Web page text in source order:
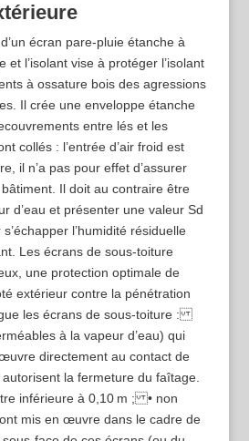
écran pare-­pluie étanche à
et l’isolant vise à protéger l’isolant
à ossature bois des agressions
Il crée une enveloppe étanche
entre lés et les
collés : l’entrée d’air froid est
il n’a pas pour effet d’assurer
bâtiment. Il doit au contraire être
d’eau et présenter une valeur Sd
l’humidité résiduelle
Les écrans de sous-­toiture
une protection optimale de
extérieur contre la pénétration
les écrans de sous-­toiture :
à la vapeur d’eau) qui
directement au contact de
autorisent la fermeture du faîtage.
inférieure à 0,10 m ; • non
mis en œuvre dans le cadre de